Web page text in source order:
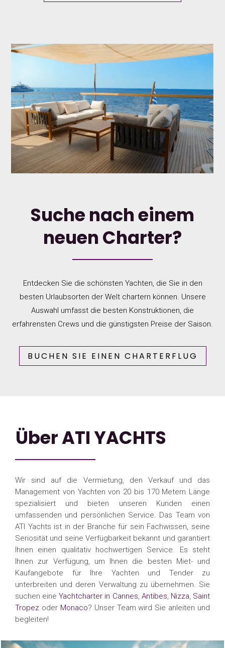
Suche nach einem
neuen Charter?
Entdecken Sie die schönsten Yachten, die Sie in den
besten Urlaubsorten der Welt chartern können. Unsere
Auswahl umfasst die besten Konstruktionen, die
erfahrensten Crews und die günstigsten Preise der Saison.
BUCHEN SIE EINEN CHARTERFLUG
Über ATI YACHTS
Wir sind auf die Vermietung, den Verkauf und das
Management von Yachten von 20 bis 170 Metern Länge
spezialisiert und bieten unseren Kunden einen
umfassenden und persönlichen Service. Das Team von
ATI Yachts ist in der Branche für sein Fachwissen, seine
Seriosität und seine Verfügbarkeit bekannt und garantiert
Ihnen einen qualitativ hochwertigen Service. Es steht
Ihnen zur Verfügung, um Ihnen die besten Miet- und
Kaufangebote für Ihre Yachten und Tender zu
unterbreiten und deren Verwaltung zu übernehmen. Sie
suchen eineYachtcharter in Cannes, Antibes, Nizza, Saint
Tropez oder Monaco? Unser Team wird Sie anleiten und
begleiten!